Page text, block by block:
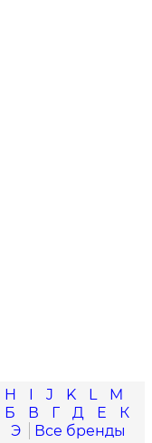
H I J K L
M
Б В Г Д Е
К
Э